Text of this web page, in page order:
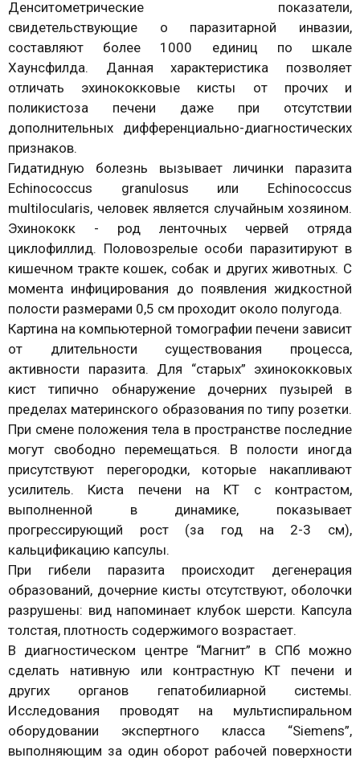
Денситометрические показатели,
свидетельствующие о паразитарной инвазии,
составляют более 1000 единиц по шкале
Хаунсфилда. Данная характеристика позволяет
отличать эхинококковые кисты от прочих и
поликистоза печени даже при отсутствии
дополнительных дифференциально-диагностических
признаков.
Гидатидную болезнь вызывает личинки паразита
Echinococcus granulosus или Echinococcus
multilocularis, человек является случайным хозяином.
Эхинококк - род ленточных червей отряда
циклофиллид. Половозрелые особи паразитируют в
кишечном тракте кошек, собак и других животных. С
момента инфицирования до появления жидкостной
полости размерами 0,5 см проходит около полугода.
Картина на компьютерной томографии печени зависит
от длительности существования процесса,
активности паразита. Для “старых” эхинококковых
кист типично обнаружение дочерних пузырей в
пределах материнского образования по типу розетки.
При смене положения тела в пространстве последние
могут свободно перемещаться. В полости иногда
присутствуют перегородки, которые накапливают
усилитель. Киста печени на КТ с контрастом,
выполненной в динамике, показывает
прогрессирующий рост (за год на 2-3 см),
кальцификацию капсулы.
При гибели паразита происходит дегенерация
образований, дочерние кисты отсутствуют, оболочки
разрушены: вид напоминает клубок шерсти. Капсула
толстая, плотность содержимого возрастает.
В диагностическом центре “Магнит” в СПб можно
сделать нативную или контрастную КТ печени и
других органов гепатобилиарной системы.
Исследования проводят на мультиспиральном
оборудовании экспертного класса “Siemens”,
выполняющим за один оборот рабочей поверхности